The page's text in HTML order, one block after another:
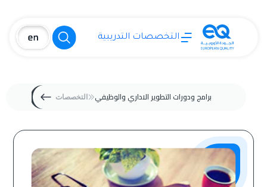
التخصصات التدريبية
التخصصات برامج ودورات التطوير الاداري والوظيفي